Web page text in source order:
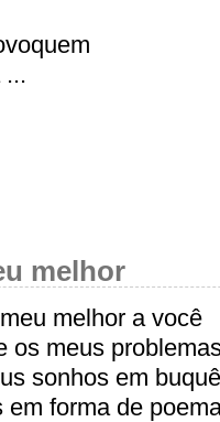
...
melhor
melhor a você
os meus
sonhos em buquê
forma de